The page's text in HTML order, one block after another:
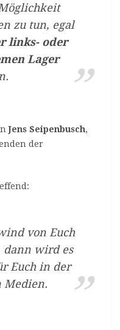
zu tun, egal
links- oder
Lager
Jens Seipenbusch,
der
von Euch
wird es
Euch in der
Medien.